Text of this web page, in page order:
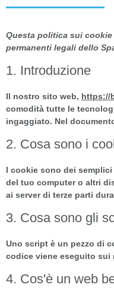
Questa politica sui
permanenti legali dello
1. Introduzione
Il nostro sito web, https://
comodità tutte le
ingaggiato. Nel
2. Cosa sono i
I cookie sono dei
del tuo computer o altri
ai server di terze parti
3. Cosa sono gli
Uno script è un pezzo di
codice viene eseguito
4. Cos'è un web